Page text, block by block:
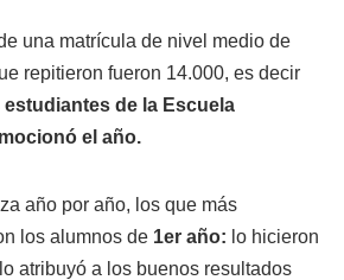
una matrícula de nivel medio de
repitieron fueron 14.000, es decir
estudiantes de la Escuela
el año.
año por año, los que más
los alumnos de 1er año: lo hicieron
atribuyó a los buenos resultados